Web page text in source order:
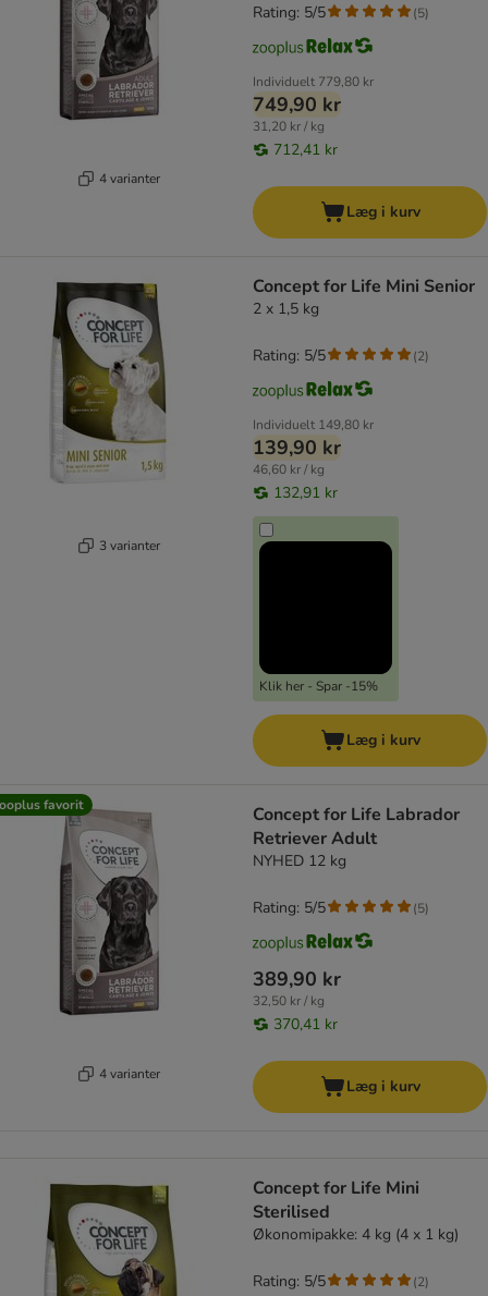
4 varianter
Individuelt 779,80 kr
749,90 kr
31,20 kr / kg
712,41 kr
Rating: 5/5 (5)
Læg i kurv
3 varianter
Concept for Life Mini Senior
2 x 1,5 kg
Individuelt 149,80 kr
139,90 kr
46,60 kr / kg
132,91 kr
Klik her - Spar -15%
Rating: 5/5 (2)
Læg i kurv
favorit
4 varianter
Concept for Life Labrador
Retriever Adult
NYHED 12 kg
389,90 kr
32,50 kr / kg
370,41 kr
Rating: 5/5 (5)
Læg i kurv
Concept for Life Mini
Sterilised
Økonomipakke: 4 kg (4 x 1 kg)
Rating: 5/5 (2)